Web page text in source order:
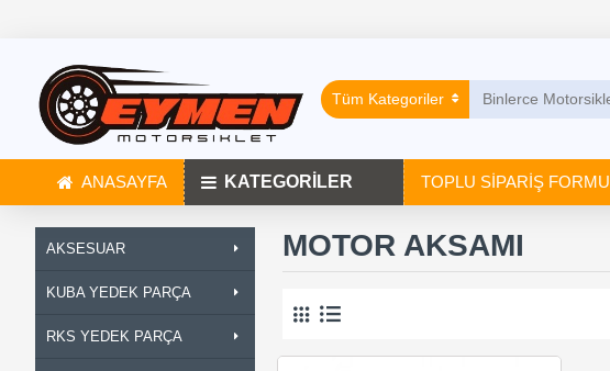
Tüm Kategoriler
ANASAYFA KATEGORİLER TOPLU SİPARİŞ FORMU
AKSESUAR
KUBA YEDEK PARÇA
RKS YEDEK PARÇA
MOTOR AKSAMI